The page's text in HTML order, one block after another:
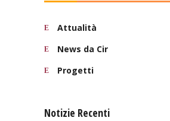
Attualità
News da Cir
Progetti
Notizie Recenti